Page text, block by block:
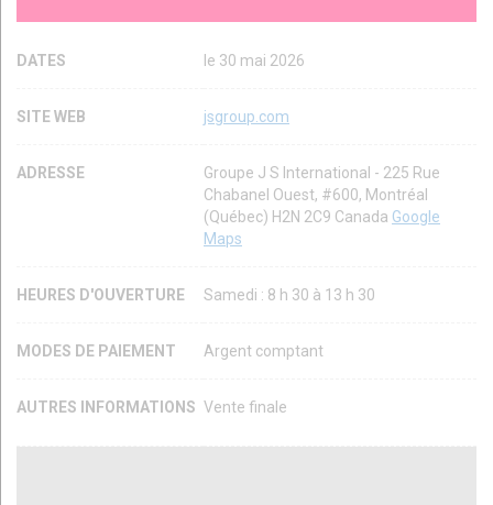
DATES le 30 mai 2026
SITE WEB jsgroup.com
ADRESSE
Groupe J S International - 225 Rue
Chabanel Ouest, #600, Montréal
(Québec) H2N 2C9 Canada Google
Maps
HEURES D'OUVERTURE Samedi : 8 h 30 à 13 h 30
MODES DE PAIEMENT Argent comptant
AUTRES INFORMATIONS Vente finale